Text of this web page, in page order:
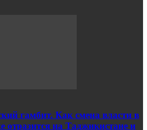
гамбит. Как смена власти в
отразится на Таджикистане и